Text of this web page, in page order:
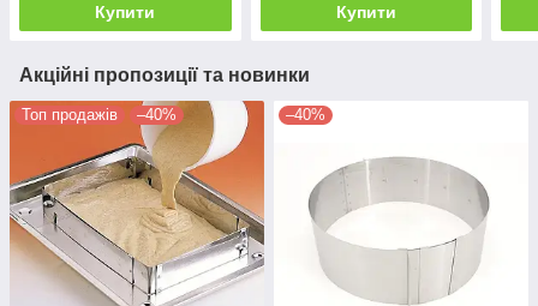
Купити Купити
Акційні пропозиції та новинки
Топ продажів –40% –40%